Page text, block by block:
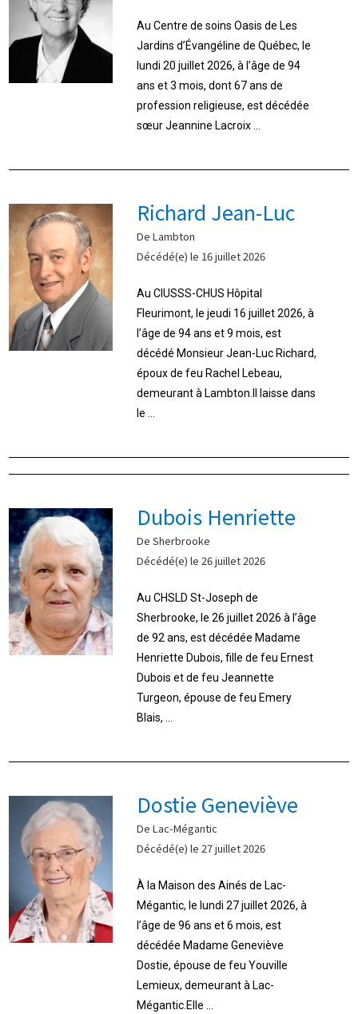
Au Centre de soins Oasis de Les
Jardins d’Évangéline de Québec, le
lundi 20 juillet 2026, à l’âge de 94
ans et 3 mois, dont 67 ans de
profession religieuse, est décédée
sœur Jeannine Lacroix ...
Richard Jean-Luc
De Lambton
Décédé(e) le 16 juillet 2026
Au CIUSSS-CHUS Hôpital
Fleurimont, le jeudi 16 juillet 2026, à
l’âge de 94 ans et 9 mois, est
décédé Monsieur Jean-Luc Richard,
époux de feu Rachel Lebeau,
demeurant à Lambton.Il laisse dans
le ...
Dubois Henriette
De Sherbrooke
Décédé(e) le 26 juillet 2026
Au CHSLD St-Joseph de
Sherbrooke, le 26 juillet 2026 à l’âge
de 92 ans, est décédée Madame
Henriette Dubois, fille de feu Ernest
Dubois et de feu Jeannette
Turgeon, épouse de feu Emery
Blais, ...
Dostie Geneviève
De Lac-Mégantic
Décédé(e) le 27 juillet 2026
À la Maison des Ainés de Lac-
Mégantic, le lundi 27 juillet 2026, à
l’âge de 96 ans et 6 mois, est
décédée Madame Geneviève
Dostie, épouse de feu Youville
Lemieux, demeurant à Lac-
Mégantic.Elle ...